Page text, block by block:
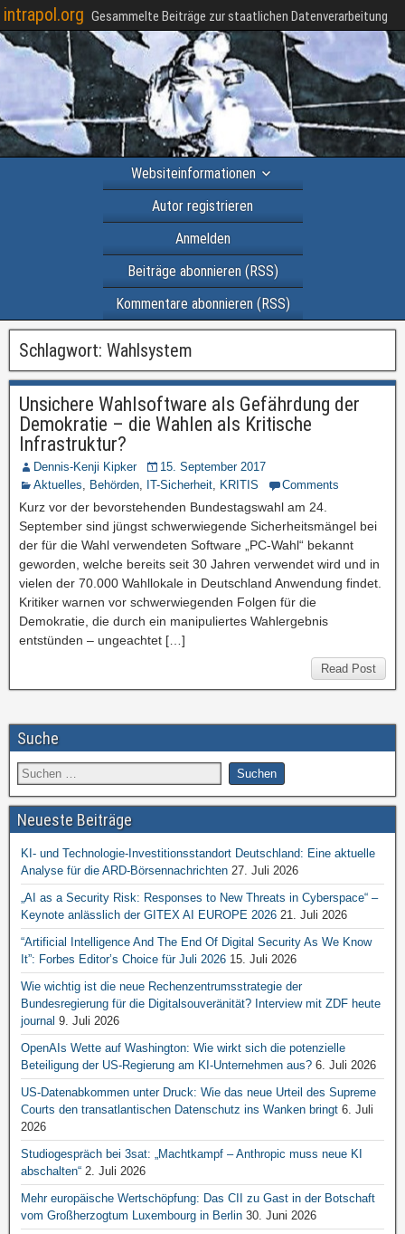
intrapol.org Gesammelte Beiträge zur staatlichen Datenverarbeitung
Websiteinformationen
Autor registrieren
Anmelden
Beiträge abonnieren (RSS)
Kommentare abonnieren (RSS)
Schlagwort: Wahlsystem
Unsichere Wahlsoftware als Gefährdung der
Demokratie – die Wahlen als Kritische
Infrastruktur?
Dennis-Kenji Kipker
15. September 2017
Aktuelles, Behörden, IT-Sicherheit, KRITIS Comments
Kurz vor der bevorstehenden Bundestagswahl am 24.
September sind jüngst schwerwiegende Sicherheitsmängel bei
der für die Wahl verwendeten Software „PC-Wahl“ bekannt
geworden, welche bereits seit 30 Jahren verwendet wird und in
vielen der 70.000 Wahllokale in Deutschland Anwendung findet.
Kritiker warnen vor schwerwiegenden Folgen für die
Demokratie, die durch ein manipuliertes Wahlergebnis
entstünden – ungeachtet […]
Read Post
Suche
Neueste Beiträge
KI- und Technologie-Investitionsstandort Deutschland: Eine aktuelle
Analyse für die ARD-Börsennachrichten 27. Juli 2026
„AI as a Security Risk: Responses to New Threats in Cyberspace“ –
Keynote anlässlich der GITEX AI EUROPE 2026 21. Juli 2026
“Artificial Intelligence And The End Of Digital Security As We Know
It”: Forbes Editor’s Choice für Juli 2026 15. Juli 2026
Wie wichtig ist die neue Rechenzentrumsstrategie der
Bundesregierung für die Digitalsouveränität? Interview mit ZDF heute
journal 9. Juli 2026
OpenAIs Wette auf Washington: Wie wirkt sich die potenzielle
Beteiligung der US-Regierung am KI-Unternehmen aus? 6. Juli 2026
US-Datenabkommen unter Druck: Wie das neue Urteil des Supreme
Courts den transatlantischen Datenschutz ins Wanken bringt 6. Juli
2026
Studiogespräch bei 3sat: „Machtkampf – Anthropic muss neue KI
abschalten“ 2. Juli 2026
Mehr europäische Wertschöpfung: Das CII zu Gast in der Botschaft
vom Großherzogtum Luxembourg in Berlin 30. Juni 2026